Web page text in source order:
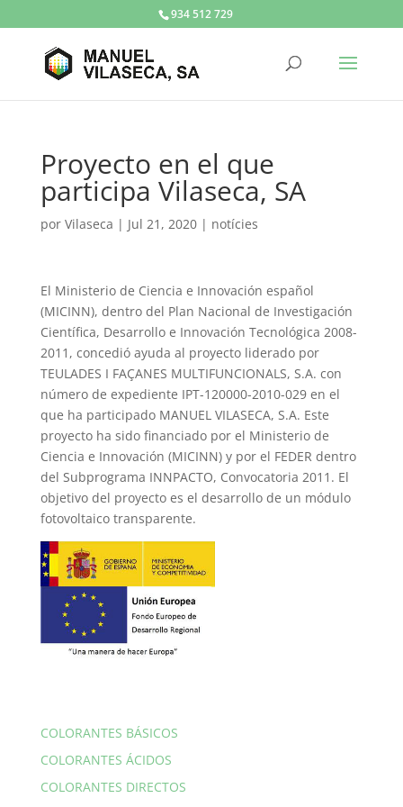
934 512 729
Proyecto en el que
participa Vilaseca, SA
por Vilaseca | Jul 21, 2020| notícies
El Ministerio de Ciencia e Innovación español
(MICINN), dentro del Plan Nacional de Investigación
Científica, Desarrollo e Innovación Tecnológica 2008-
2011, concedió ayuda al proyecto liderado por
TEULADES I FAÇANES MULTIFUNCIONALS, S.A. con
número de expediente IPT-120000-2010-029 en el
que ha participado MANUEL VILASECA, S.A. Este
proyecto ha sido financiado por el Ministerio de
Ciencia e Innovación (MICINN) y por el FEDER dentro
del Subprograma INNPACTO, Convocatoria 2011. El
objetivo del proyecto es el desarrollo de un módulo
fotovoltaico transparente.
COLORANTES BÁSICOS
COLORANTES ÁCIDOS
COLORANTES DIRECTOS